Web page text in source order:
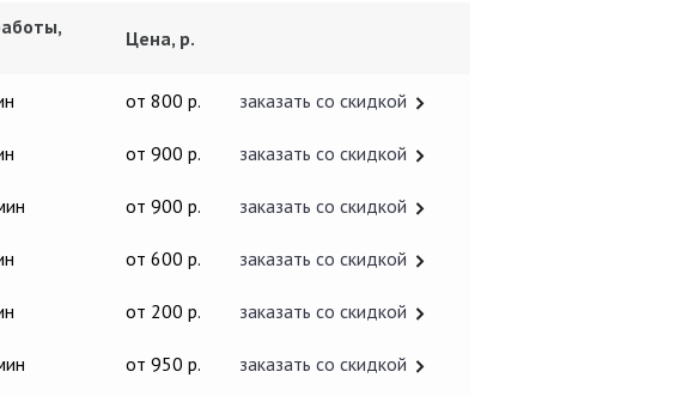
Цена, р.
от 800 р. заказать со скидкой
от 900 р. заказать со скидкой
от 900 р. заказать со скидкой
от 600 р. заказать со скидкой
от 200 р. заказать со скидкой
от 950 р. заказать со скидкой